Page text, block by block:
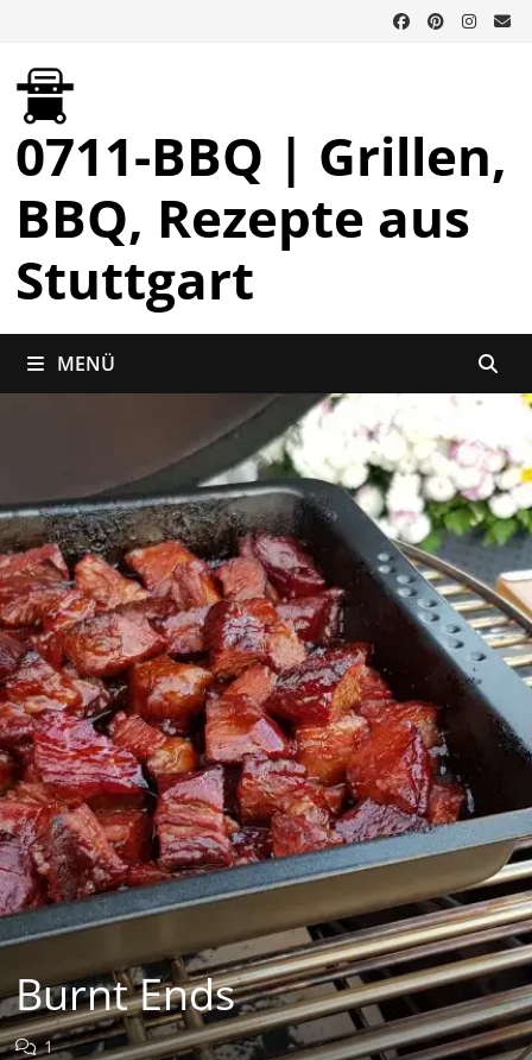
Inhalt
0711-BBQ | Grillen,
BBQ, Rezepte aus
Stuttgart
MENÜ
Burnt Ends
1